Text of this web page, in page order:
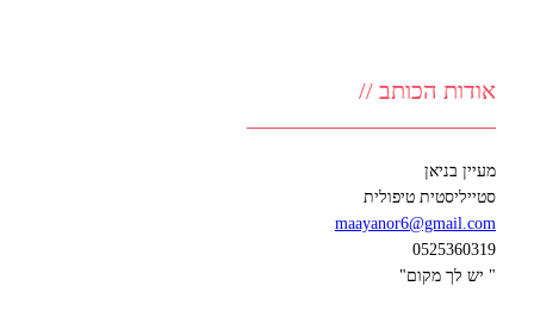
אודות הכותב //
מעיין בניאן
סטייליסטית טיפולית
maayanor6@gmail.com
0525360319
" יש לך מקום"